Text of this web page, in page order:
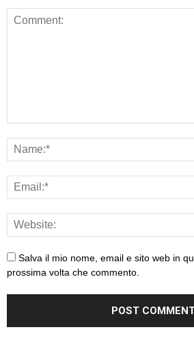
Salva il mio nome, email e sito web in
prossima volta che commento.